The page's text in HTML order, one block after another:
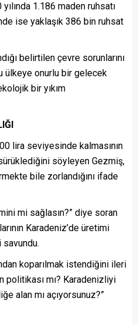
1.186 maden ruhsatı
ise yaklaşık 386 bin ruhsat
belirtilen çevre sorunlarını
ülkeye onurlu bir gelecek
bir yıkım
lira seviyesinde kalmasının
söyleyen Gezmiş,
bile zorlandığını ifade
mi sağlasın?” diye soran
Karadeniz’de üretimi
koparılmak istendiğini ileri
politikası mı? Karadenizliyi
alan mı açıyorsunuz?”